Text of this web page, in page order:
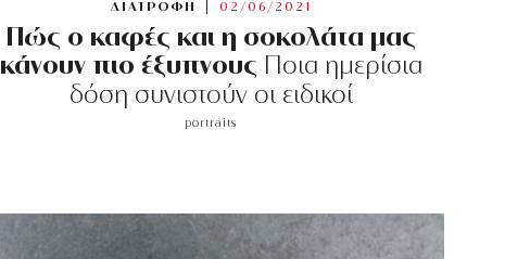
ΔΙΑΤΡΟΦΗ 02/06/2021
Πώς ο καφές και η σοκολάτα μας
κάνουν πιο έξυπνους Ποια ημερίσια
δόση συνιστούν οι ειδικοί
portraits